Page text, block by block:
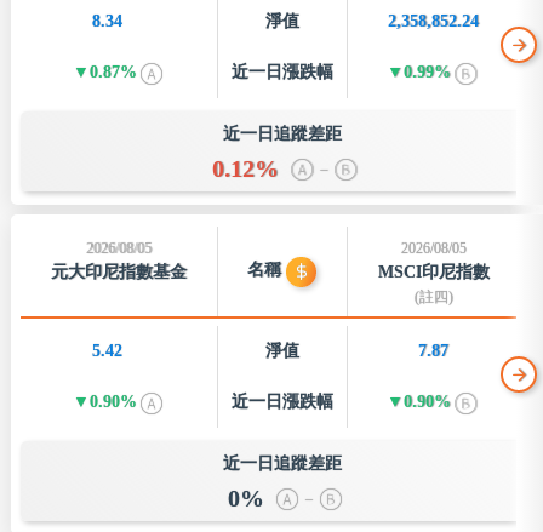
淨值
8.34 2,358,852.24
近一日 漲跌幅
0.87% 0.99%
近一日追蹤差距
0.12% –
名稱
2026/08/05
元大印尼指數基金
2026/08/05
MSCI印尼指數
(註四)
淨值
5.42 7.87
近一日 漲跌幅
0.90% 0.90%
近一日追蹤差距
0% –